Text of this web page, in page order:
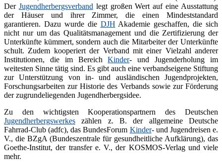
Der Jugendherbergsverband legt großen Wert auf eine Ausstattung
der Häuser und ihrer Zimmer, die einen Mindeststandard
garantieren. Dazu wurde die DJH Akademie geschaffen, die sich
nicht nur um das Qualitätsmanagement und die Zertifizierung der
Unterkünfte kümmert, sondern auch die Mitarbeiter der Unterkünfte
schult. Zudem kooperiert der Verband mit einer Vielzahl anderer
Institutionen, die im BereichKinder- und Jugenderholung im
weitesten Sinne tätig sind. Es gibt auch eine verbandseigene Stiftung
zur Unterstützung von in- und ausländischen Jugendprojekten,
Forschungsarbeiten zur Historie des Verbands sowie zur Förderung
der zugrundeliegenden Jugendherbergsidee.
Zu den wichtigsten Kooperationspartnern des Deutschen
Jugendherbergswerkes zählen z. B. der allgemeine Deutsche
Fahrrad-Club (adfc), das BundesForum Kinder- und Jugendreisen e.
V., die BZgA (Bundeszentrale für gesundheitliche Aufklärung), das
Goethe-Institut, der transfer e. V., der KOSMOS-Verlag und viele
mehr.